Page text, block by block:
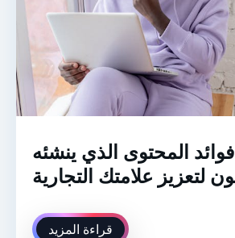
فوائد المحتوى الذي ينشئه
قراءة المزيد